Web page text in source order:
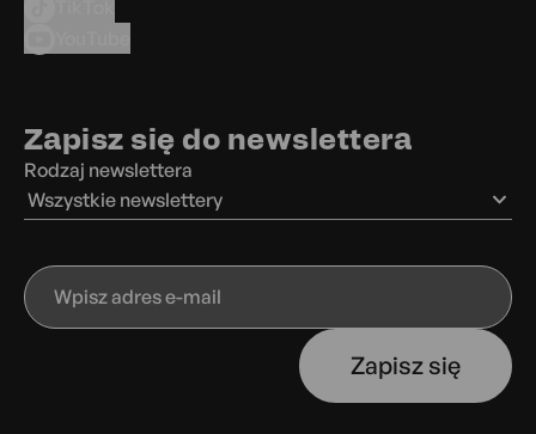
Zapisz się do newslettera
Rodzaj newslettera
Wszystkie newslettery
Wpisz
adres
Zapisz się